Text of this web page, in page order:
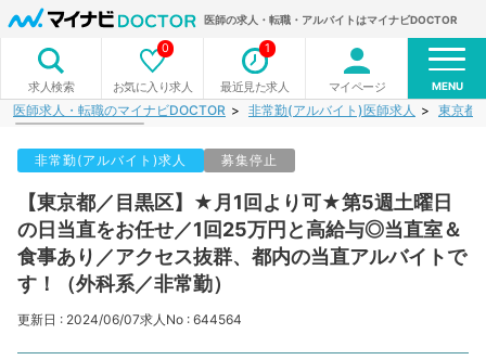
医師の求人・転職・アルバイトはマイナビDOCTOR
求人検索 お気に入り求人
0
最近見た求人
1
マイページ MENU
医師求人・転職のマイナビDOCTOR 非常勤(アルバイト)医師求人 東京都
非常勤(アルバイト)求人 募集停止
【東京都／目黒区】★月1回より可★第5週土曜日
の日当直をお任せ／1回25万円と高給与◎当直室＆
食事あり／アクセス抜群、都内の当直アルバイトで
す！（外科系／非常勤）
更新日 : 2024/06/07求人No : 644564